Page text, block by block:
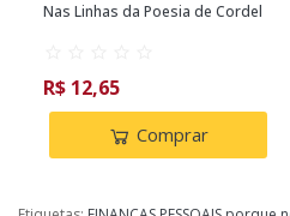
Nas Linhas da Poesia de Cordel
R$ 12,65
Comprar